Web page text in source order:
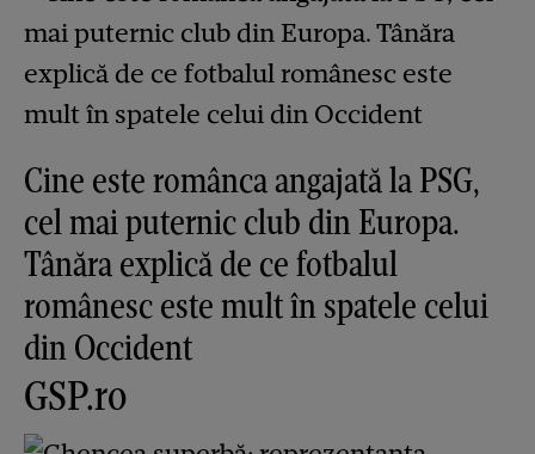
Cine este românca angajată la PSG,
cel mai puternic club din Europa.
Tânăra explică de ce fotbalul
românesc este mult în spatele celui
din Occident
GSP.ro